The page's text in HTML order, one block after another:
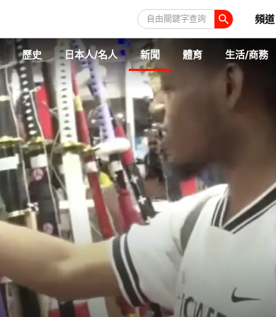
自由關鍵字查詢 頻道
歷史 日本人/名人 新聞 體育 生活/商務